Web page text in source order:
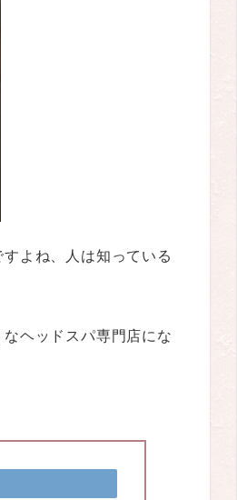
よね、人は知っている
ヘッドスパ専門店にな